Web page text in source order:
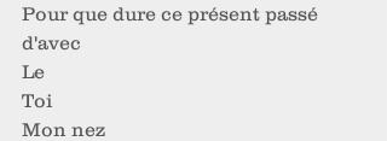
Pour que dure ce présent passé
d'avec
Le
Toi
Mon nez